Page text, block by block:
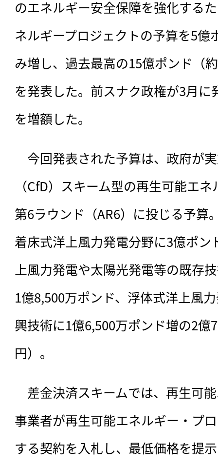
のエネルギー安全保障を強化する
ネルギープロジェクトの予算を5億
み増し、過去最高の15億ポンド（
を発表した。前スナク政権が3月
を増額した。
今回発表された予算は、 政府が
（CfD）スキーム型の再生可能エ
第6ラウンド（AR6）に投じる予算
着床式洋上風力発電分野に3億ポン
上風力発電や太陽光発電等の既存
1億8,500万ポンド、浮体式洋上風
興技術に1億6,500万ポンド増の2億
円）。
差金決済スキームでは、再生可
事業者が再生可能エネルギー・プ
する契約を入札し、最低価格を提